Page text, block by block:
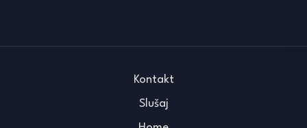
Kontakt
Slušaj